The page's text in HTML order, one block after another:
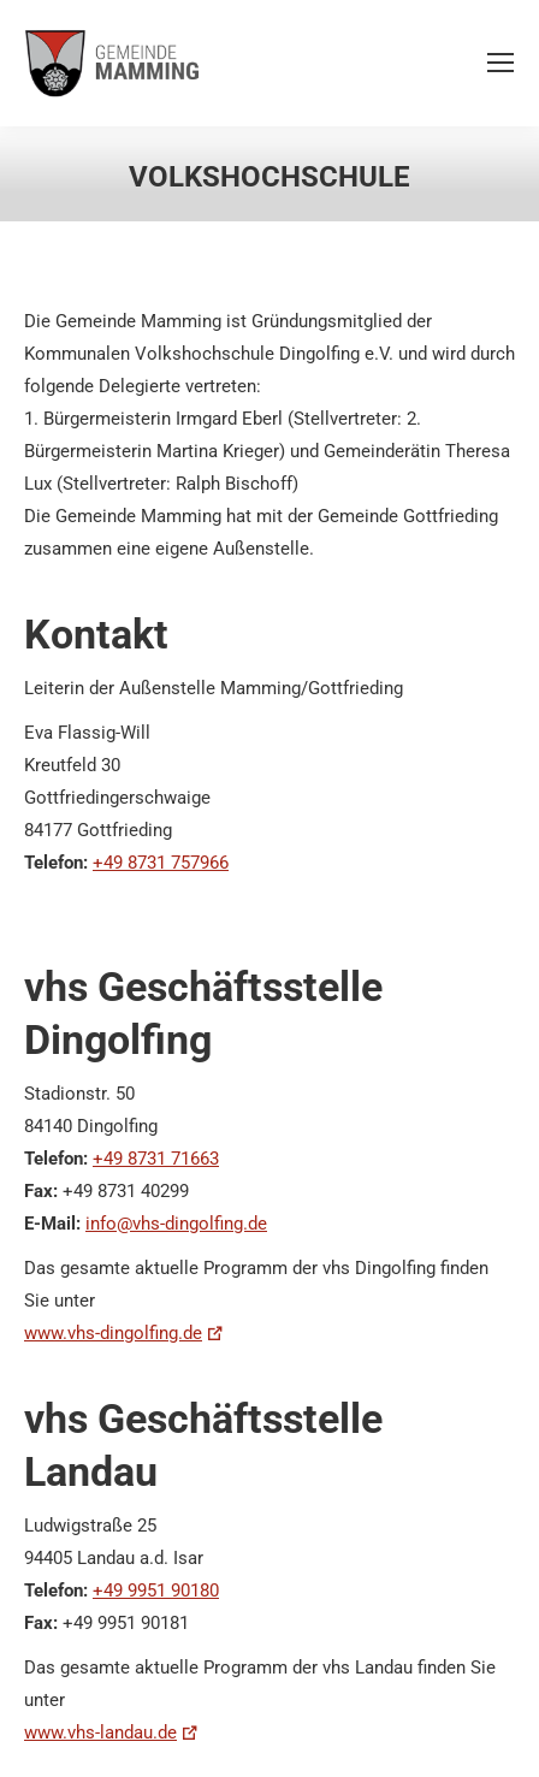
VOLKSHOCHSCHULE
Die Gemeinde Mamming ist Gründungsmitglied der
Kommunalen Volkshochschule Dingolfing e.V. und wird durch
folgende Delegierte vertreten:
1. Bürgermeisterin Irmgard Eberl (Stellvertreter: 2.
Bürgermeisterin Martina Krieger) und Gemeinderätin Theresa
Lux (Stellvertreter: Ralph Bischoff)
Die Gemeinde Mamming hat mit der Gemeinde Gottfrieding
zusammen eine eigene Außenstelle.
Kontakt
Leiterin der Außenstelle Mamming/Gottfrieding
Eva Flassig-Will
Kreutfeld 30
Gottfriedingerschwaige
84177 Gottfrieding
Telefon: +49 8731 757966
vhs Geschäftsstelle
Dingolfing
Stadionstr. 50
84140 Dingolfing
Telefon: +49 8731 71663
Fax: +49 8731 40299
E-Mail: info@vhs-dingolfing.de
Das gesamte aktuelle Programm der vhs Dingolfing finden
Sie unter
www.vhs-dingolfing.de
vhs Geschäftsstelle
Landau
Ludwigstraße 25
94405 Landau a.d. Isar
Telefon: +49 9951 90180
Fax: +49 9951 90181
Das gesamte aktuelle Programm der vhs Landau finden Sie
unter
www.vhs-landau.de